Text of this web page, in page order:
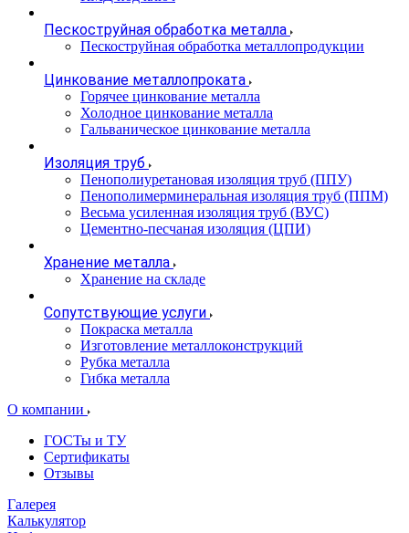
Пескоструйная обработка металла
Пескоструйная обработка металлопродукции
Цинкование металлопроката
Горячее цинкование металла
Холодное цинкование металла
Гальваническое цинкование металла
Изоляция труб
Пенополиуретановая изоляция труб (ППУ)
Пенополимерминеральная изоляция труб (ППМ)
Весьма усиленная изоляция труб (ВУС)
Цементно-песчаная изоляция (ЦПИ)
Хранение металла
Хранение на складе
Сопутствующие услуги
Покраска металла
Изготовление металлоконструкций
Рубка металла
Гибка металла
О компании
ГОСТы и ТУ
Сертификаты
Отзывы
Галерея
Калькулятор